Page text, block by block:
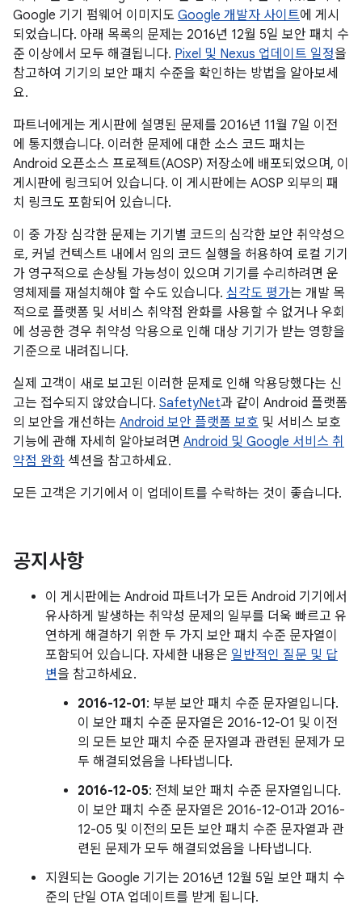
Google 기기 펌웨어 이미지도 Google 개발자 사이트에 게시
되었습니다. 아래 목록의 문제는 2016년 12월 5일 보안 패치 수
준 이상에서 모두 해결됩니다. Pixel 및 Nexus 업데이트 일정을
참고하여 기기의 보안 패치 수준을 확인하는 방법을 알아보세
요.
파트너에게는 게시판에 설명된 문제를 2016년 11월 7일 이전
에 통지했습니다. 이러한 문제에 대한 소스 코드 패치는
Android 오픈소스 프로젝트(AOSP) 저장소에 배포되었으며, 이
게시판에 링크되어 있습니다. 이 게시판에는 AOSP 외부의 패
치 링크도 포함되어 있습니다.
이 중 가장 심각한 문제는 기기별 코드의 심각한 보안 취약성으
로, 커널 컨텍스트 내에서 임의 코드 실행을 허용하여 로컬 기기
가 영구적으로 손상될 가능성이 있으며 기기를 수리하려면 운
영체제를 재설치해야 할 수도 있습니다. 심각도 평가는 개발 목
적으로 플랫폼 및 서비스 취약점 완화를 사용할 수 없거나 우회
에 성공한 경우 취약성 악용으로 인해 대상 기기가 받는 영향을
기준으로 내려집니다.
실제 고객이 새로 보고된 이러한 문제로 인해 악용당했다는 신
고는 접수되지 않았습니다. SafetyNet과 같이 Android 플랫폼
의 보안을 개선하는 Android 보안 플랫폼 보호 및 서비스 보호
기능에 관해 자세히 알아보려면 Android 및 Google 서비스 취
약점 완화 섹션을 참고하세요.
모든 고객은 기기에서 이 업데이트를 수락하는 것이 좋습니다.
공지사항
이 게시판에는 Android 파트너가 모든 Android 기기에서
유사하게 발생하는 취약성 문제의 일부를 더욱 빠르고 유
연하게 해결하기 위한 두 가지 보안 패치 수준 문자열이
포함되어 있습니다. 자세한 내용은 일반적인 질문 및 답
변을 참고하세요.
2016-12-01: 부분 보안 패치 수준 문자열입니다.
이 보안 패치 수준 문자열은 2016-12-01 및 이전
의 모든 보안 패치 수준 문자열과 관련된 문제가 모
두 해결되었음을 나타냅니다.
2016-12-05: 전체 보안 패치 수준 문자열입니다.
이 보안 패치 수준 문자열은 2016-12-01과 2016-
12-05 및 이전의 모든 보안 패치 수준 문자열과 관
련된 문제가 모두 해결되었음을 나타냅니다.
지원되는 Google 기기는 2016년 12월 5일 보안 패치 수
준의 단일 OTA 업데이트를 받게 됩니다.